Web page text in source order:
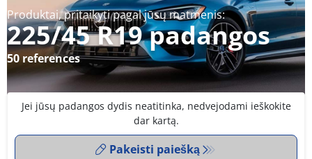
Produktai, pritaikyti pagal jūsų matmenis:
225/45 R19 padangos
50 references
Jei jūsų padangos dydis neatitinka, nedvejodami ieškokite
dar kartą.
Pakeisti paiešką